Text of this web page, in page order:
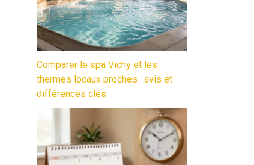
Comparer le spa Vichy et les
thermes locaux proches : avis et
différences clés